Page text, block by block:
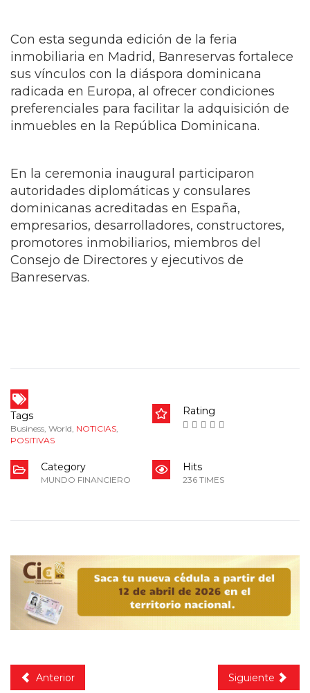
Con esta segunda edición de la feria
inmobiliaria en Madrid, Banreservas fortalece
sus vínculos con la diáspora dominicana
radicada en Europa, al ofrecer condiciones
preferenciales para facilitar la adquisición de
inmuebles en la República Dominicana.
En la ceremonia inaugural participaron
autoridades diplomáticas y consulares
dominicanas acreditadas en España,
empresarios, desarrolladores, constructores,
promotores inmobiliarios, miembros del
Consejo de Directores y ejecutivos de
Banreservas.
Tags
Business, World, NOTICIAS,
POSITIVAS
Rating
Category
MUNDO FINANCIERO
Hits
236 TIMES
Anterior Siguiente